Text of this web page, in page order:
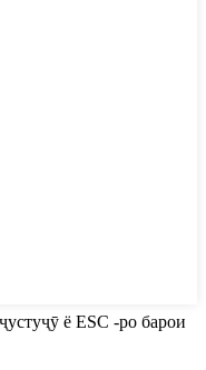
ё ESC -ро барои